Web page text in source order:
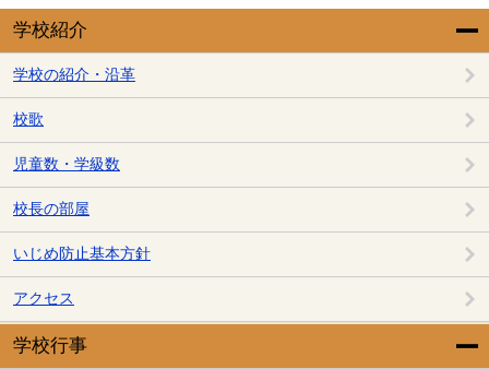
学校紹介
学校の紹介・沿革
校歌
児童数・学級数
校長の部屋
いじめ防止基本方針
アクセス
学校行事